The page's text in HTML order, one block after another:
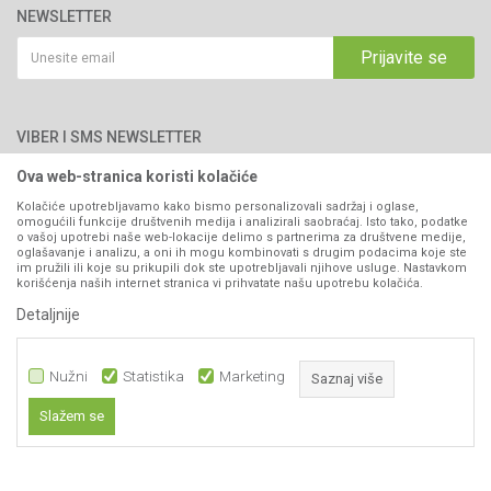
76300 Bijeljina
066/44-99-00
Katalozi
Saradnja
Kontakt
Politika privatnosti
Kako kupiti
Isporuka
Pravo na odustajanje
Reklamacije
Povraćaj sredstava
Zamjena artikala
Plaćanje karticama
NEWSLETTER
Prijavite se
VIBER I SMS NEWSLETTER
PRATITE NAS
Ova web-stranica koristi kolačiće
Kolačiće upotrebljavamo kako bismo personalizovali sadržaj i oglase,
omogućili funkcije društvenih medija i analizirali saobraćaj. Isto tako, podatke
o vašoj upotrebi naše web-lokacije delimo s partnerima za društvene medije,
oglašavanje i analizu, a oni ih mogu kombinovati s drugim podacima koje ste
im pružili ili koje su prikupili dok ste upotrebljavali njihove usluge. Nastavkom
korišćenja naših internet stranica vi prihvatate našu upotrebu kolačića.
Detaljnije
Nužni Statistika Marketing Saznaj više
Slažem se